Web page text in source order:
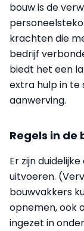
bouw is de
krachten die
bedrijf
biedt het een
extra hulp in te
aanwerving.
Regels in de
Er zijn
uitvoeren.
bouwvakkers
opnemen, ook
ingezet in